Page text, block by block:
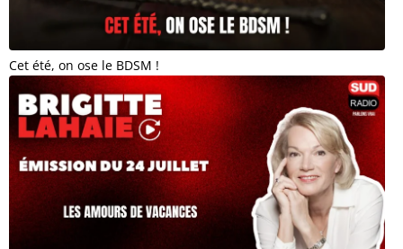
Cet été, on ose le BDSM !